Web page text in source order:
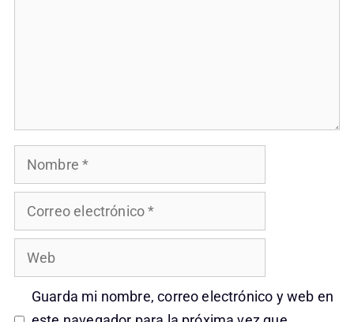
Nombre
Correo
electrónico
Web
Guarda mi nombre, correo electrónico y web en